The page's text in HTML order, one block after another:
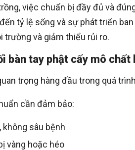
việc chuẩn bị đầy đủ và
tỷ lệ sống và sự phát triển
trường và giảm thiểu rủi ro.
bàn tay phật cấy mô chất
trọng hàng đầu trong quá
cần đảm bảo:
không sâu bệnh
vàng hoặc héo